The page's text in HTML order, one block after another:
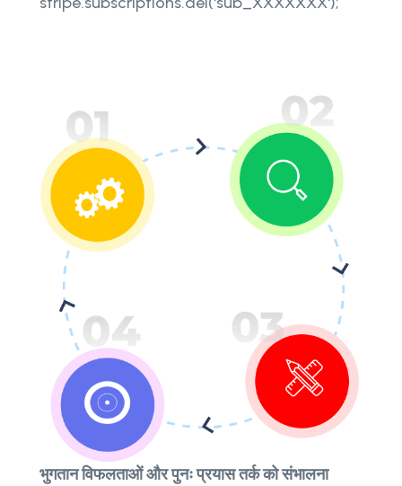
भुगतान विफलताओं और पुनः प्रयास तर्क को संभालना